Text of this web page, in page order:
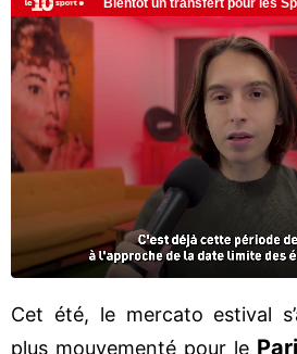
Cet été, le mercato estival
plus mouvementé pour le